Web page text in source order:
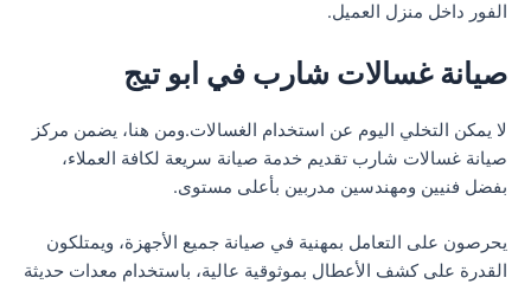
الفور داخل منزل العميل.
صيانة غسالات شارب في ابو تيج
لا يمكن التخلي اليوم عن استخدام الغسالات.ومن هنا، يضمن مركز
صيانة غسالات شارب تقديم خدمة صيانة سريعة لكافة العملاء،
بفضل فنيين ومهندسين مدربين بأعلى مستوى.
يحرصون على التعامل بمهنية في صيانة جميع الأجهزة، ويمتلكون
القدرة على كشف الأعطال بموثوقية عالية، باستخدام معدات حديثة